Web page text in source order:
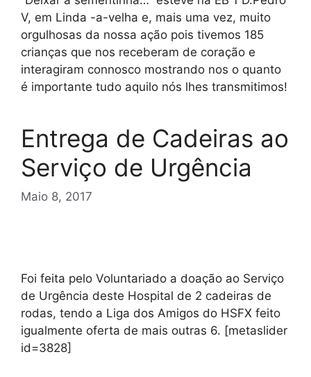
V, em Linda -a-velha e, mais uma vez, muito
orgulhosas da nossa ação pois tivemos 185
crianças que nos receberam de coração e
interagiram connosco mostrando nos o quanto
é importante tudo aquilo nós lhes transmitimos!
Entrega de Cadeiras ao
Serviço de Urgência
Maio 8, 2017
Foi feita pelo Voluntariado a doação ao Serviço
de Urgência deste Hospital de 2 cadeiras de
rodas, tendo a Liga dos Amigos do HSFX feito
igualmente oferta de mais outras 6. [metaslider
id=3828]